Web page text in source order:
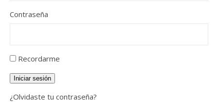
Contraseña
Recordarme
Iniciar sesión
¿Olvidaste tu contraseña?